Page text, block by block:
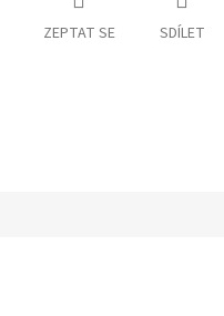
ZEPTAT SE SDÍLET